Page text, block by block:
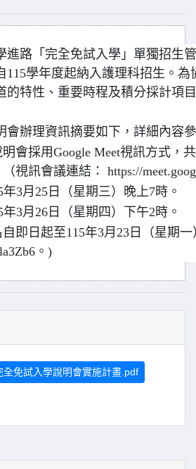
進路「完全免試入學」單獨招生
115學年度起納入護理科招生。
的特性、重要時程及積分採計項
會辦理資訊摘要如下，詳細內容
會採用Google Meet視訊方式，
視訊會議連結： https://
年3月25日（星期三）晚上7時。
年3月26日（星期四）下午2時。
即日起至115年3月23日（星期
。)
全免試入學說明會實施計畫.pdf